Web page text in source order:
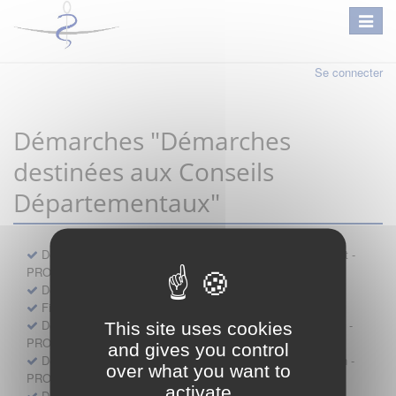
This site uses cookies
and gives you control
over what you want to
activate
Se connecter
Démarches "Démarches
destinées aux Conseils
Départementaux"
Déclaration préalable d'ouverture d'un lieu d'exercice distinct -
PROFESSIONNEL
Demande d'exemption de garde - PROFESSIONNEL
Fiche de signalement d'agression
Demande d’autorisation de se faire assister par un médecin -
PROFESSIONNEL
Demande d'autorisation de tenue de cabinet par un médecin -
PROFESSIONNEL